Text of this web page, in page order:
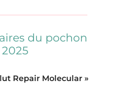
du pochon
Repair Molecular »